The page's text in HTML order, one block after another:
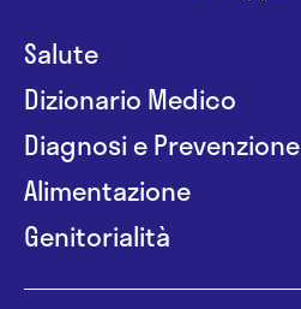
Salute
Dizionario Medico
Diagnosi e Prevenzione
Alimentazione
Genitorialità